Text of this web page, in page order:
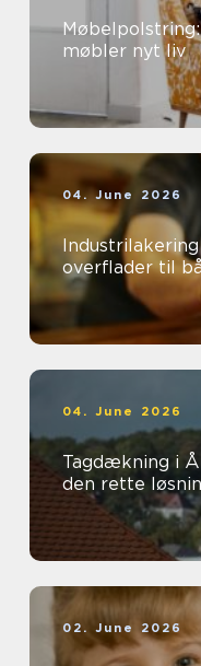
møbler nyt liv
04. June 2026
Industrilakering
overflader til
04. June 2026
Tagdækning i
den rette
02. June 2026